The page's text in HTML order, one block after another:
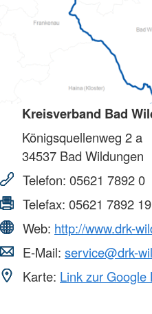
Kreisverband Bad
Königsquellenweg 2 a
34537 Bad Wildungen
Telefon: 05621 7892 0
Telefax: 05621 7892 19
Web: http://www.drk-
E-Mail: service@drk-
Karte: Link zur Google